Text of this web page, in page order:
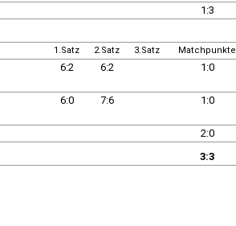
1:3
1.Satz 2.Satz 3.Satz Matchpunkte
6:2 6:2 1:0
6:0 7:6 1:0
2:0
3:3